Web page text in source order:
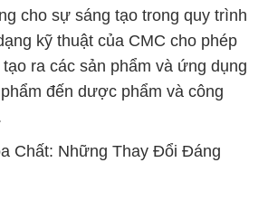
cho sự sáng tạo trong quy trình
kỹ thuật của CMC cho phép
ra các sản phẩm và ứng dụng
đến dược phẩm và công
Chất: Những Thay Đổi Đáng